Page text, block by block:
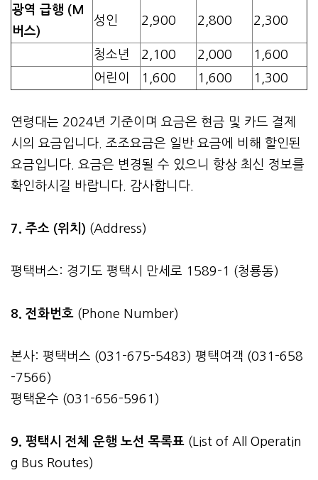
광역 급행 (M
버스)
성인 2,900 2,800 2,300
청소년 2,100 2,000
1,600
어린이
1,600 1,600 1,300
연령대는 2024년 기준이며 요금은 현금 및 카드 결제
시의 요금입니다. 조조요금은 일반 요금에 비해 할인된
요금입니다. 요금은 변경될 수 있으니 항상 최신 정보를
확인하시길 바랍니다. 감사합니다.
7. 주소 (위치) (Address)
평택버스: 경기도 평택시 만세로 1589-1 (청룡동)
8. 전화번호 (Phone Number)
본사: 평택버스 (031-675-5483) 평택여객 (031-658
-7566)
평택운수 (031-656-5961)
9. 평택시 전체 운행 노선 목록표 (List of All Operatin
g Bus Routes)